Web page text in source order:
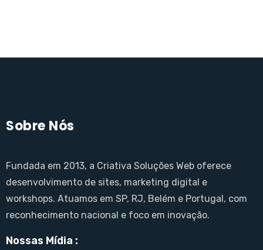
Sobre Nós
Fundada em 2013, a Criativa Soluções Web oferece
desenvolvimento de sites, marketing digital e
workshops. Atuamos em SP, RJ, Belém e Portugal, com
reconhecimento nacional e foco em inovação.
Nossas Mídia :